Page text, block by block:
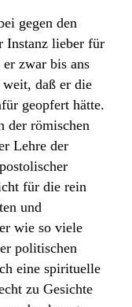
gegen den
Instanz lieber für
zwar bis ans
weit, daß er die
geopfert hätte.
der römischen
Lehre der
für die rein
und
wie so viele
politischen
eine spirituelle
zu Gesichte